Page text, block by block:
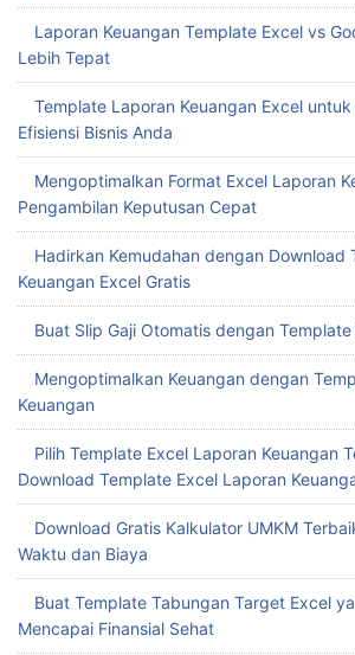
Laporan Keuangan Template Excel vs
Lebih Tepat
Template Laporan Keuangan Excel
Efisiensi Bisnis Anda
Mengoptimalkan Format Excel Laporan
Pengambilan Keputusan Cepat
Hadirkan Kemudahan dengan Download
Keuangan Excel Gratis
Buat Slip Gaji Otomatis dengan Template
Mengoptimalkan Keuangan dengan
Keuangan
Pilih Template Excel Laporan Keuangan
Download Template Excel Laporan
Download Gratis Kalkulator UMKM
Waktu dan Biaya
Buat Template Tabungan Target Excel
Mencapai Finansial Sehat